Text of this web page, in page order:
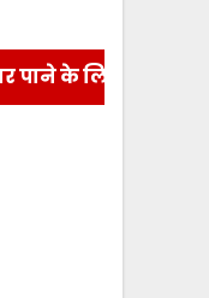
पाने के लिए